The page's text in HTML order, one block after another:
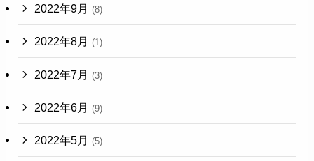
2022年9月 (8)
2022年8月 (1)
2022年7月 (3)
2022年6月 (9)
2022年5月 (5)